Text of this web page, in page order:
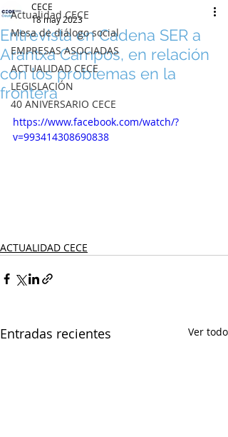
Actualidad CECE
Mesa de diálogo social
EMPRESAS ASOCIADAS
ACTUALIDAD CECE
LEGISLACIÓN
40 ANIVERSARIO CECE
Entrevista en Cadena SER a
Arantxa Campos, en relación
con los problemas en la
frontera
CECE
18 may 2023
https://www.facebook.com/watch/?
v=993414308690838
ACTUALIDAD CECE
Entradas recientes Ver todo